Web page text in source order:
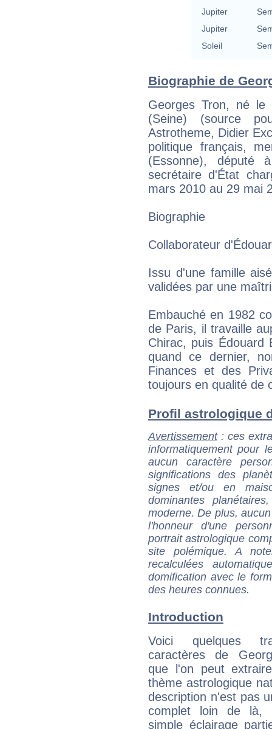
Jupiter
Jupiter
Soleil
Biographie de
Georges Tron, né le
(Seine) (source
Astrotheme, Didier
politique français,
(Essonne), député
secrétaire d'État
mars 2010 au 29 mai
Biographie
Collaborateur
Issu d'une famille
validées par une
Embauché en 1982
de Paris, il travaille
Chirac, puis Édouard
quand ce dernier,
Finances et des
toujours en qualité de
Profil astrologique
Avertissement: ces
informatiquement pour
aucun caractère
significations des
signes et/ou en
dominantes
moderne. De plus,
l'honneur d'une
portrait astrologique
site polémique. A
recalculées
domification avec le
des heures connues.
Introduction
Voici quelques
caractères de
que l'on peut
thème astrologique
description n'est pas
complet loin de là,
simple éclairage